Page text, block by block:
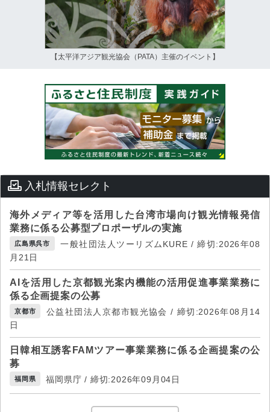
【太平洋アジア観光協会（PATA）主催のイベント】
入札情報セレクト
海外メディア等を活用した台湾市場向け観光情報発信
業務に係る公募型プロポーザルの実施
広島県呉市
一般社団法人ツーリズムKURE / 締切:2026年08
月21日
AIを活用した京都観光案内機能の活用促進事業業務に
係る企画提案の公募
京都市
公益社団法人京都市観光協会 / 締切:2026年08月14
日
日韓相互誘客FAMツアー事業業務に係る企画提案の公
募
福岡県 福岡県庁 / 締切:2026年09月04日